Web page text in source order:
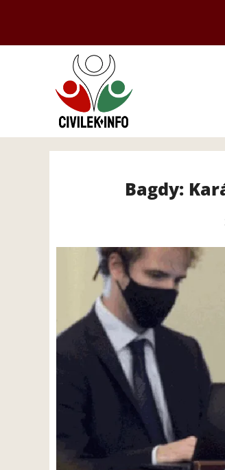
tartalomba
Bagdy: